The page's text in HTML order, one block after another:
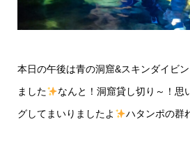
本日の午後は青の洞窟&スキンダイビ
ました
なんと！洞窟貸し切り～！思
グしてまいりましたよ
ハタンポの群